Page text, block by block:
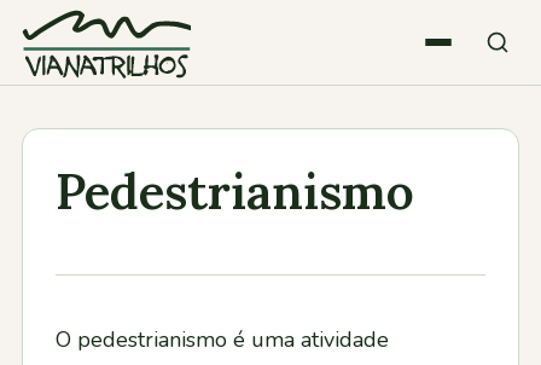
Pedestrianismo
O pedestrianismo é uma atividade